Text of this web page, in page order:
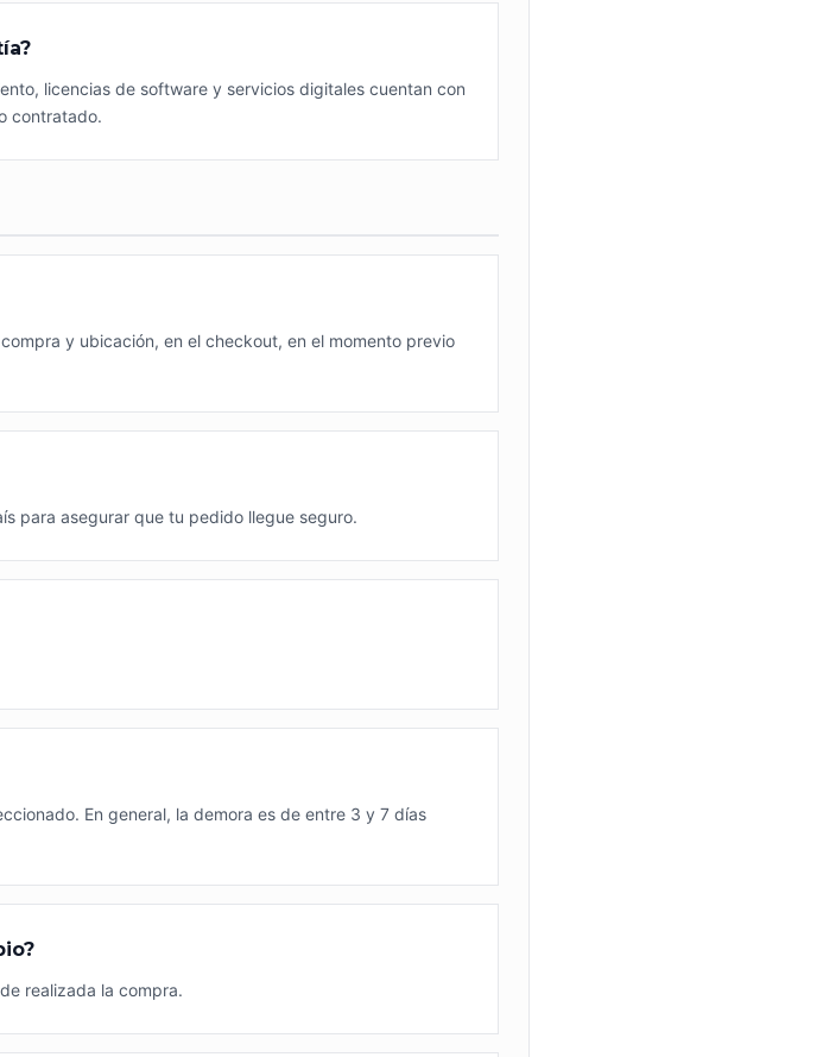
licencias de software y servicios digitales cuentan con
contratado.
y ubicación, en el checkout, en el momento previo
para asegurar que tu pedido llegue seguro.
En general, la demora es de entre 3 y 7 días
realizada la compra.